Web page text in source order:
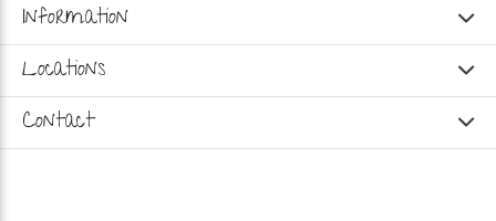
Information
Locations
Contact